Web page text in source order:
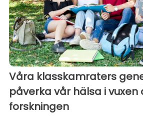
Våra klasskamraters
påverka vår hälsa i vuxen
forskningen